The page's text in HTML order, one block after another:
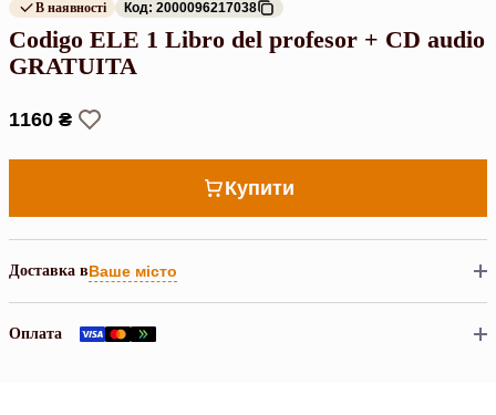
В наявності Код: 2000096217038
Codigo ELE 1 Libro del profesor + CD audio
GRATUITA
1160 ₴
Купити
Доставка вВаше місто
Оплата